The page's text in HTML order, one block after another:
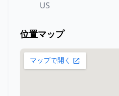
US
位置マップ